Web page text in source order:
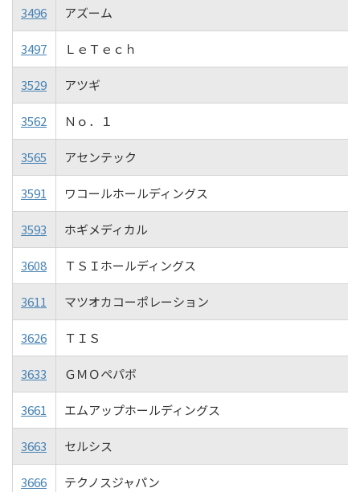
3496 アズーム
3497 ＬｅＴｅｃｈ
3529 アツギ
3562 Ｎｏ．１
3565 アセンテック
3591 ワコールホールディングス
3593 ホギメディカル
3608 ＴＳＩホールディングス
3611 マツオカコーポレーション
3626 ＴＩＳ
3633 ＧＭＯペパボ
3661 エムアップホールディングス
3663 セルシス
3666 テクノスジャパン